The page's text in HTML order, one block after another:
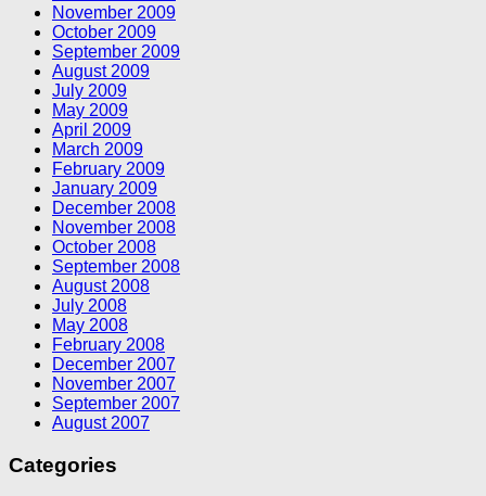
November 2009
October 2009
September 2009
August 2009
July 2009
May 2009
April 2009
March 2009
February 2009
January 2009
December 2008
November 2008
October 2008
September 2008
August 2008
July 2008
May 2008
February 2008
December 2007
November 2007
September 2007
August 2007
Categories